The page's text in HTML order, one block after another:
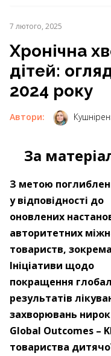
7 лютого, 2025
Хронічна
дітей:
2024 року
Автори:
За
З метою
у відповідності до
оновлених
авторитетних
товариств, зокрема
Ініціативи щодо
покращення
результатів
захворювань
Global Outcomes –
товариства